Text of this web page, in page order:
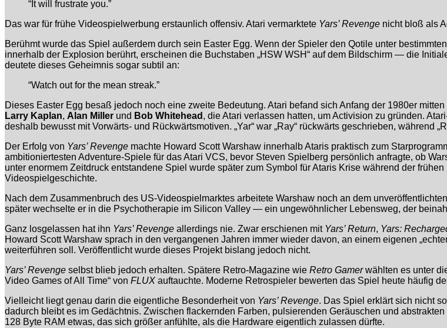
“It will frustrate you.”
Das war für frühe Videospielwerbung erstaunlich offensiv. Atari vermarktete Yars’ Revenge nicht bloß als
Berühmt wurde das Spiel außerdem durch sein Easter Egg. Wenn der Spieler den Qotile unter
innerhalb der Explosion berührt, erscheinen die Buchstaben „HSW WSH“ auf dem Bildschirm — die
deutete dieses Geheimnis sogar subtil an:
“Watch out for the mean streak.”
Dieses Easter Egg besaß jedoch noch eine zweite Bedeutung. Atari befand sich Anfang der 1980er
Larry Kaplan, Alan Miller und Bob Whitehead , die Atari verlassen hatten, um Activision zu gründen.
deshalb bewusst mit Vorwärts- und Rückwärtsmotiven. „Yar“ war „Ray“ rückwärts geschrieben, während
Der Erfolg von Yars’ Revenge machte Howard Scott Warshaw innerhalb Ataris praktisch zum
ambitioniertesten Adventure-Spiele für das Atari VCS, bevor Steven Spielberg persönlich anfragte, ob
unter enormem Zeitdruck entstandene Spiel wurde später zum Symbol für Ataris Krise während der
Videospielgeschichte.
Nach dem Zusammenbruch des US-Videospielmarktes arbeitete Warshaw noch an dem
später wechselte er in die Psychotherapie im Silicon Valley — ein ungewöhnlicher Lebensweg, der
Ganz losgelassen hat ihn Yars’ Revenge allerdings nie. Zwar erschienen mit Yars’ Return, Yars:
Howard Scott Warshaw sprach in den vergangenen Jahren immer wieder davon, an einem eigenen
weiterführen soll. Veröffentlicht wurde dieses Projekt bislang jedoch nicht.
Yars’ Revenge selbst blieb jedoch erhalten. Spätere Retro-Magazine wie Retro Gamerwählten es unter
Video Games of All Time“ von FLUX auftauchte. Moderne Retrospieler bewerten das Spiel heute häufig
Vielleicht liegt genau darin die eigentliche Besonderheit von Yars’ Revenge. Das Spiel erklärt sich nicht
dadurch bleibt es im Gedächtnis. Zwischen flackernden Farben, pulsierenden Geräuschen und
128 Byte RAM etwas, das sich größer anfühlte, als die Hardware eigentlich zulassen dürfte.